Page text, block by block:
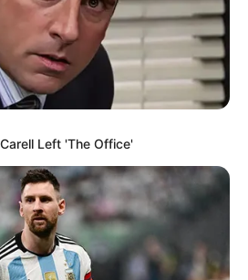
Say Memory Loss Isn't
These 3 Beverages
Left 'The Office'